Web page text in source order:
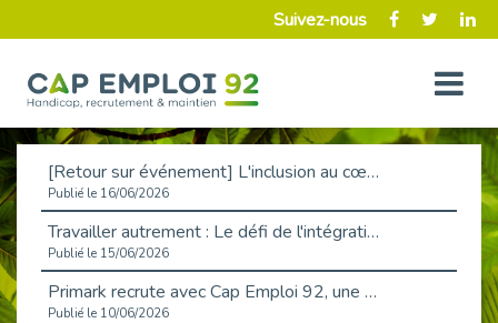
Suivez-nous
[Retour sur événement] L'inclusion au cœur de la Place de l'Emploi à La Défense !
Publié le 16/06/2026
Travailler autrement : Le défi de l'intégration des maladies chroniques en entreprise
Publié le 15/06/2026
Primark recrute avec Cap Emploi 92, une matinée couronnée de succès !
Publié le 10/06/2026